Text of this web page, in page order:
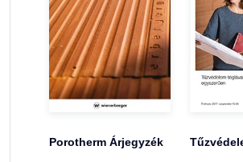
Porotherm Árjegyzék